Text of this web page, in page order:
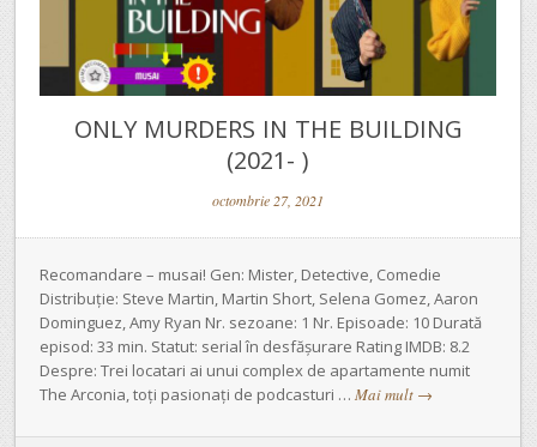
ONLY MURDERS IN THE BUILDING
(2021- )
octombrie 27, 2021
Recomandare – musai! Gen: Mister, Detective, Comedie
Distribuție: Steve Martin, Martin Short, Selena Gomez, Aaron
Dominguez, Amy Ryan Nr. sezoane: 1 Nr. Episoade: 10 Durată
episod: 33 min. Statut: serial în desfășurare Rating IMDB: 8.2
Despre: Trei locatari ai unui complex de apartamente numit
The Arconia, toți pasionați de podcasturi … Mai mult →